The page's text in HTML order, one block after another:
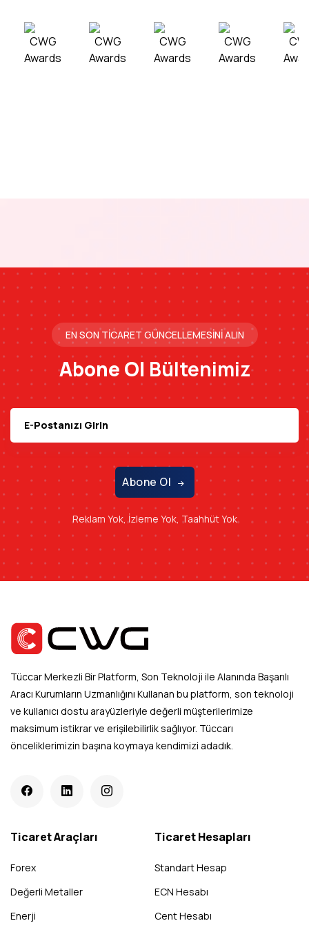
EN SON TICARET GÜNCELLEMESINI ALIN
Abone Ol Bültenimiz
Abone Ol
Reklam Yok, İzleme Yok, Taahhüt Yok
Tüccar Merkezli Bir Platform, Son Teknoloji ile Alanında Başarılı
Aracı Kurumların Uzmanlığını Kullanan bu platform, son teknoloji
ve kullanıcı dostu arayüzleriyle değerli müşterilerimize
maksimum istikrar ve erişilebilirlik sağlıyor. Tüccarı
önceliklerimizin başına koymaya kendimizi adadık.
Ticaret Araçları
Forex
Değerli Metaller
Enerji
Ticaret Hesapları
Standart Hesap
ECN Hesabı
Cent Hesabı